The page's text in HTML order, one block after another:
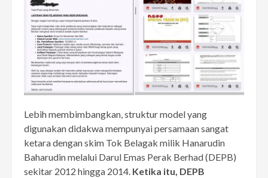
Lebih membimbangkan, struktur model yang
digunakan didakwa mempunyai persamaan sangat
ketara dengan skim Tok Belagak milik Hanarudin
Baharudin melalui Darul Emas Perak Berhad (DEPB)
sekitar 2012 hingga 2014. Ketika itu, DEPB